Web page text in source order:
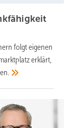
folgt eigenen
erklärt,